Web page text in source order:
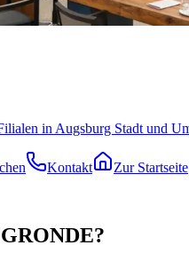
in Augsburg Stadt und
Kontakt
Zur Startseite